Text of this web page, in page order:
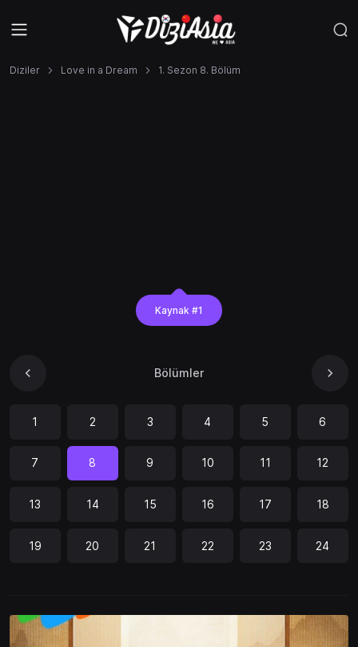
Diziler Love in a Dream 1. Sezon 8. Bölüm
Kaynak #1
Bölümler
1 2 3 4 5 6
7 8 9 10 11 12
13 14 15 16 17 18
19 20 21 22 23 24